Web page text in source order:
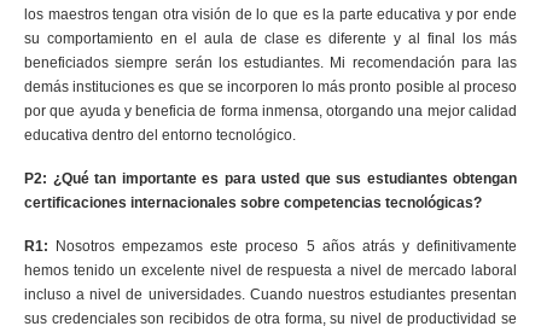
los maestros tengan otra visión de lo que es la parte educativa y por ende
su comportamiento en el aula de clase es diferente y al final los más
beneficiados siempre serán los estudiantes. Mi recomendación para las
demás instituciones es que se incorporen lo más pronto posible al proceso
por que ayuda y beneficia de forma inmensa, otorgando una mejor calidad
educativa dentro del entorno tecnológico.
P2: ¿Qué tan importante es para usted que sus estudiantes obtengan
certificaciones internacionales sobre competencias tecnológicas?
R1: Nosotros empezamos este proceso 5 años atrás y definitivamente
hemos tenido un excelente nivel de respuesta a nivel de mercado laboral
incluso a nivel de universidades. Cuando nuestros estudiantes presentan
sus credenciales son recibidos de otra forma, su nivel de productividad se